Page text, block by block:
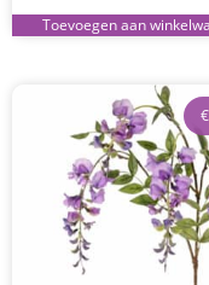
Toevoegen aan
€